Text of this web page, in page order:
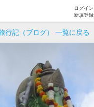
ログイン
新規登録
行記（ブログ） 一覧に戻る